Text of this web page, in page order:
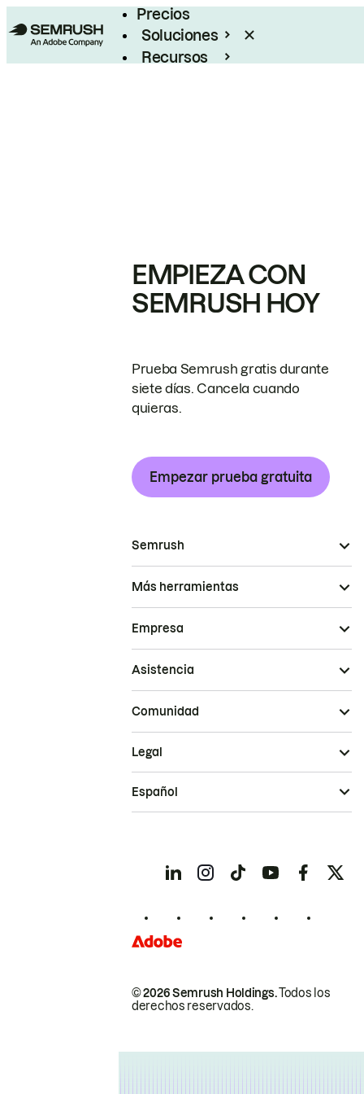
Precios
Soluciones
Recursos
EMPIEZA CON
SEMRUSH HOY
Prueba Semrush gratis durante
siete días. Cancela cuando
quieras.
Empezar prueba gratuita
Semrush
Más herramientas
Empresa
Asistencia
Comunidad
© 2026 Semrush Holdings.Todos los
derechos reservados.
Legal
Español